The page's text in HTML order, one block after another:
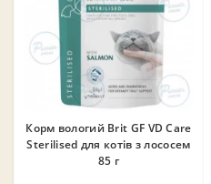
Корм вологий Brit GF VD Care
Sterilised для котів з лососем
85 г